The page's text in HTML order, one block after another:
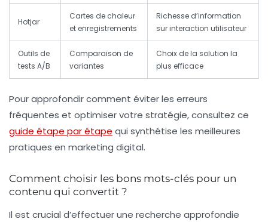
Hotjar
Cartes de chaleur
et enregistrements
Richesse d’information
sur interaction utilisateur
Outils de
tests A/B
Comparaison de
variantes
Choix de la solution la
plus efficace
Pour approfondir comment éviter les erreurs
fréquentes et optimiser votre stratégie, consultez ce
guide étape par étape qui synthétise les meilleures
pratiques en marketing digital.
Comment choisir les bons mots-clés pour un
contenu qui convertit ?
Il est crucial d’effectuer une recherche approfondie